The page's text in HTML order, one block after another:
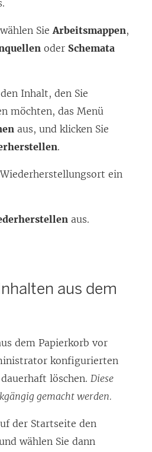
wählen Sie Arbeitsmappen,
oder Schemata
Inhalt, den Sie
möchten, das Menü
aus, und klicken Sie
.
ein
aus.
aus dem
dem Papierkorb vor
konfigurierten
löschen. Diese
gemacht werden.
der Startseite den
wählen Sie dann